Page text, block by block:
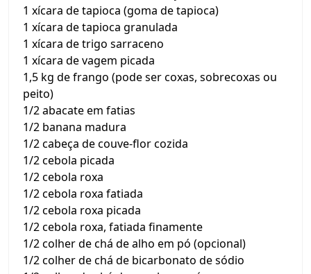
1 xícara de tapioca (goma de tapioca)
1 xícara de tapioca granulada
1 xícara de trigo sarraceno
1 xícara de vagem picada
1,5 kg de frango (pode ser coxas, sobrecoxas ou
peito)
1/2 abacate em fatias
1/2 banana madura
1/2 cabeça de couve-flor cozida
1/2 cebola picada
1/2 cebola roxa
1/2 cebola roxa fatiada
1/2 cebola roxa picada
1/2 cebola roxa, fatiada finamente
1/2 colher de chá de alho em pó (opcional)
1/2 colher de chá de bicarbonato de sódio